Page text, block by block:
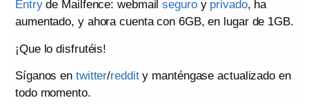
Entryde Mailfence: webmailseguroy privado, ha
aumentado, y ahora cuenta con 6GB, en lugar de 1GB.
¡Que lo disfrutéis!
Síganos en twitter/reddity manténgase actualizado en
todo momento.